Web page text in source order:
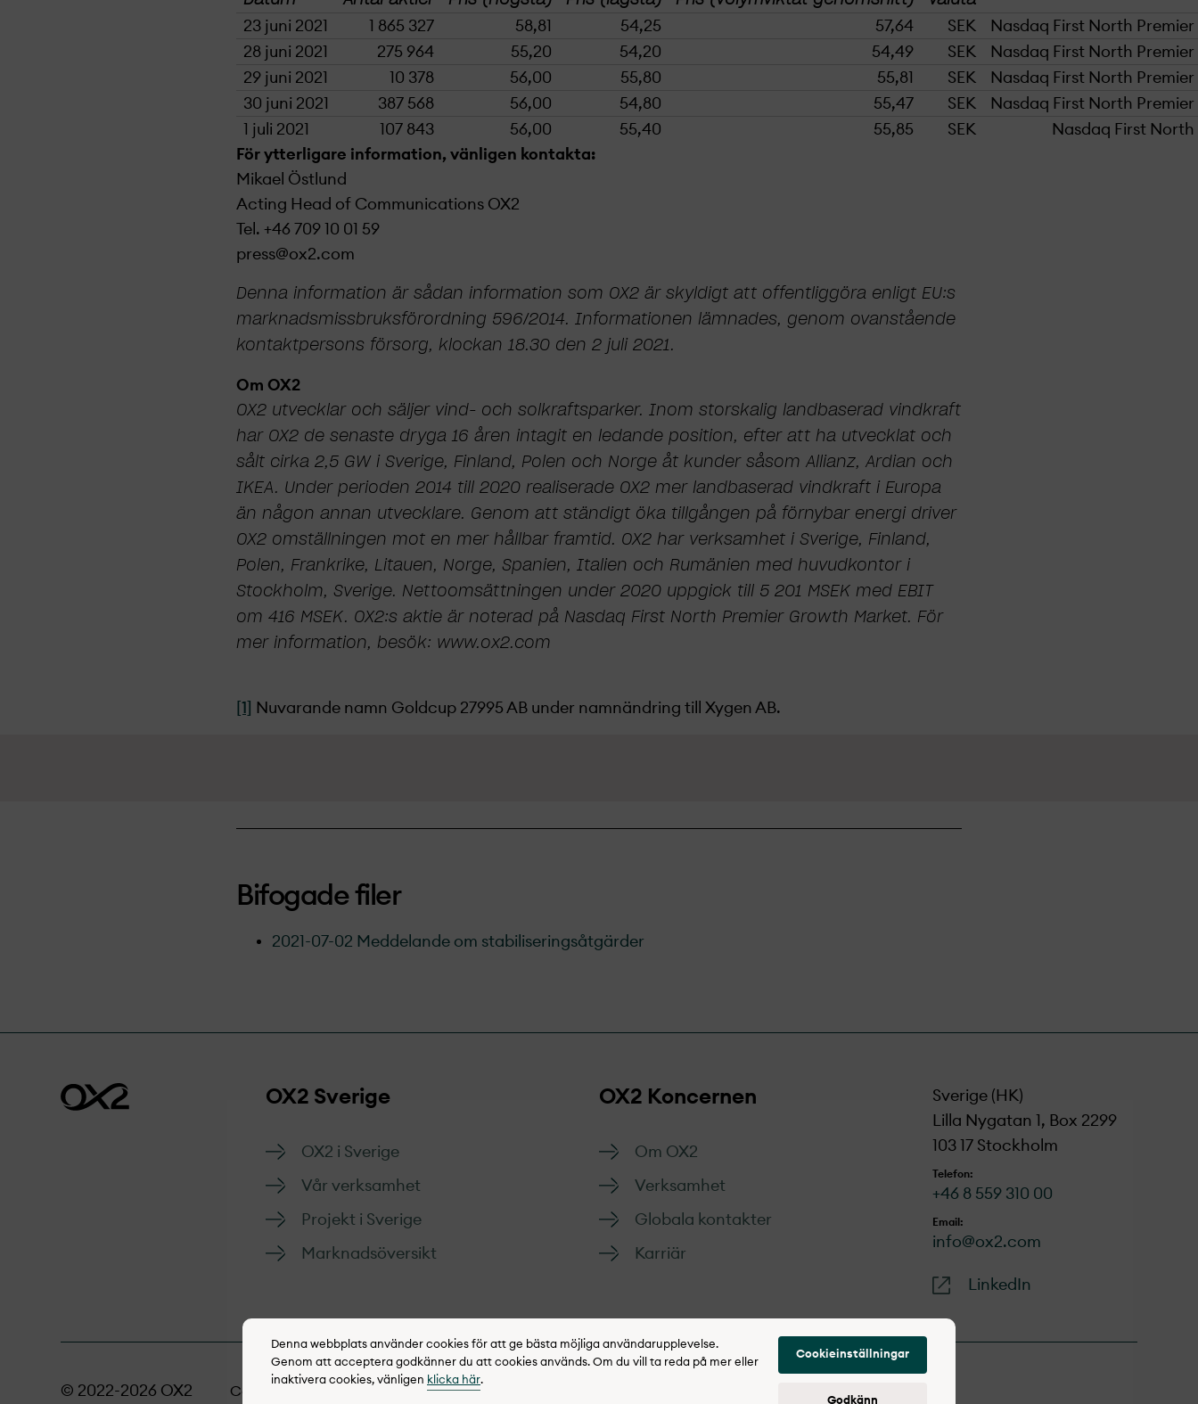
23 juni 2021
1 865 327 58,81 54,25 57,64 SEK
Nasdaq First North
28 juni 2021
275 964 55,20 54,20 54,49 SEK
Nasdaq First North
29 juni 2021
10 378 56,00 55,80 55,81 SEK
Nasdaq First North
30 juni 2021
387 568 56,00 54,80 55,47 SEK
Nasdaq First North
1 juli 2021
107 843 56,00 55,40 55,85 SEK
Nasdaq First
För ytterligare information, vänligen kontakta:
Mikael Östlund
Acting Head of Communications OX2
Tel. +46 709 10 01 59
press@ox2.com
Denna information är sådan information som OX2 är skyldigt att offentliggöra enligt EU:s
marknads­missbruksförordning 596/2014. Informationen lämnades, genom ovanstående
kontaktpersons försorg, klockan 18.30 den 2 juli 2021.
Om OX2
OX2 utvecklar och säljer vind- och solkraftsparker. Inom storskalig landbaserad vindkraft
har OX2 de senaste dryga 16 åren intagit en ledande position, efter att ha utvecklat och
sålt cirka 2,5 GW i Sverige, Finland, Polen och Norge åt kunder såsom Allianz, Ardian och
IKEA. Under perioden 2014 till 2020 realiserade OX2 mer landbaserad vindkraft i Europa
än någon annan utvecklare. Genom att ständigt öka tillgången på förnybar energi driver
OX2 omställningen mot en mer hållbar framtid. OX2 har verksamhet i Sverige, Finland,
Polen, Frankrike, Litauen, Norge, Spanien, Italien och Rumänien med huvudkontor i
Stockholm, Sverige. Nettoomsättningen under 2020 uppgick till 5 201 MSEK med EBIT
om 416 MSEK. OX2:s aktie är noterad på Nasdaq First North Premier Growth Market. För
mer information, besök: www.ox2.com
[1] Nuvarande namn Goldcup 27995 AB under namnändring till Xygen AB.
Bifogade filer
2021-07-02 Meddelande om stabiliseringsåtgärder
OX2 Sverige
OX2 i Sverige
Vår verksamhet
Projekt­ i Sverige
Marknads­översikt
OX2 Koncernen
Om OX2
Verksamhet
Globala kontakter
Karriär
Sverige (HK)
Lilla Nygatan 1, Box 2299
103 17 Stockholm
Telefon:
+46 8 559 310 00
Email:
info@ox2.com
LinkedIn
© 2022-2026 OX2 Cookie policy Integritetspolicy
Denna webbplats använder cookies för att ge bästa möjliga användarupplevelse.
Genom att acceptera godkänner du att cookies används. Om du vill ta reda på mer eller
inaktivera cookies, vänligen klicka här.
Cookieinställningar
Godkänn